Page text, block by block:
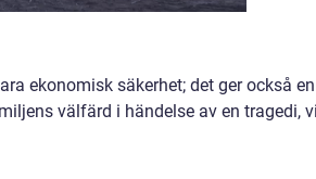
ekonomisk säkerhet; det ger också
välfärd i händelse av en tragedi,